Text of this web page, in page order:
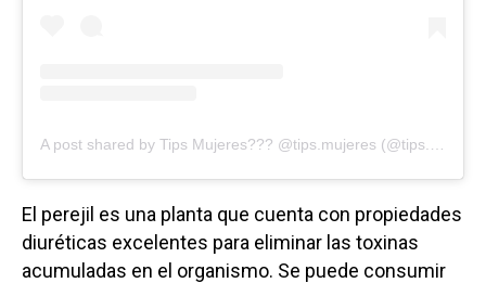
El perejil es una planta que cuenta con propiedades
diuréticas excelentes para eliminar las toxinas
acumuladas en el organismo. Se puede consumir